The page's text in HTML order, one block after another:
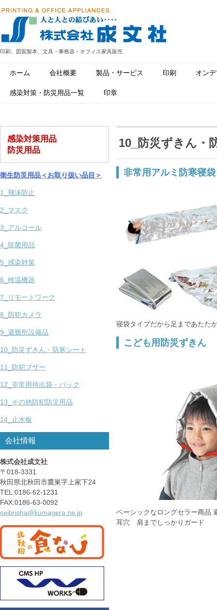
印刷、図面製本、文具・事務器・オフィス家具販売
ホーム 会社概要 製品・サービス 印刷 オン
感染対策・防災用品一覧 印章
10_防災ずきん・
非常用アルミ防寒寝袋
寝袋タイプだから足まであたた
こども用防災ずきん
ベーシックなロングセラー商品
耳穴 肩までしっかりガード
感染対策用品
防災用品
衛生防災用品＜お取り扱い品目＞
1_飛沫防止
2_マスク
3_アルコール
4_除菌用品
5_感染対策
6_検温機器
7_リモートワーク
8_防犯カメラ
9_避難所設備品
10_防災ずきん・防寒シート
11_防犯ブザー
12_非常用持出袋・バック
13_その他防犯防災用品
14_止水板
会社情報
株式会社成文社
〒018-3331
秋田県北秋田市鷹巣字上家下24
TEL:0186-62-1231
FAX:0186-63-0092
seibnsha@kumagera.ne.jp